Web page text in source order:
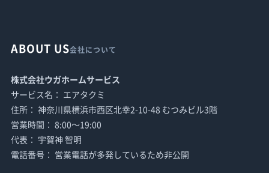
ABOUT US会社について
株式会社ウガホームサービス
サービス名： エアタクミ
住所： 神奈川県横浜市西区北幸2-10-48 むつみビル3階
営業時間： 8:00〜19:00
代表： 宇賀神 智明
電話番号： 営業電話が多発しているため非公開